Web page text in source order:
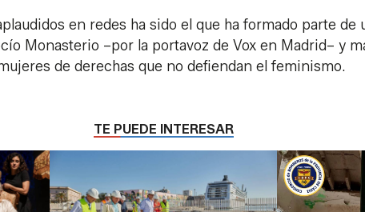
en redes ha sido el que ha formado parte de
Monasterio –por la portavoz de Vox en Madrid– y
de derechas que no defiendan el feminismo.
TE PUEDE INTERESAR